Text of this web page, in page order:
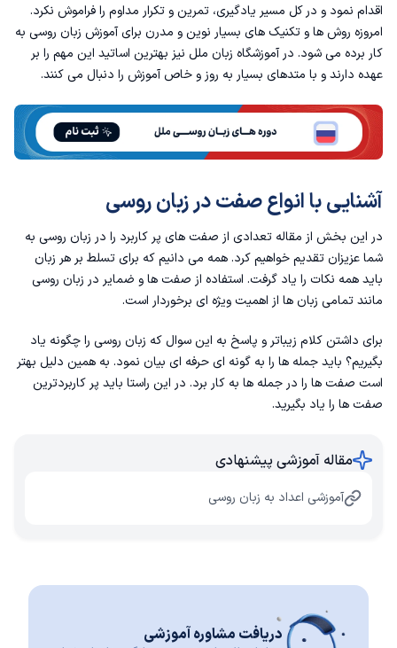
صفت های کیفی
صفت مذکر، مونث و خنثی
تفاوت استفاده از صفات در فارسی و روسی
اقدام نمود و در کل مسیر یادگیری، تمرین و تکرار مداوم را فراموش نکرد.
امروزه روش ها و تکنیک های بسیار نوین و مدرن برای آموزش زبان روسی به
کار برده می شود. درآموزشگاه زبان ملل نیز بهترین اساتید این مهم را بر
عهده دارند و با متدهای بسیار به روز و خاص آموزش را دنبال می کنند.
آشنایی با انواع صفت در زبان روسی
در این بخش از مقاله تعدادی از صفت های پر کاربرد را در زبان روسی به
شما عزیزان تقدیم خواهیم کرد. همه می دانیم که برای تسلط بر هر زبان
باید همه نکات را یاد گرفت. استفاده از صفت ها و ضمایر در زبان روسی
مانند تمامی زبان ها از اهمیت ویژه ای برخوردار است.
برای داشتن کلام زیباتر و پاسخ به این سوال که زبان روسی را چگونه یاد
بگیریم؟ باید جمله ها را به گونه ای حرفه ای بیان نمود. به همین دلیل بهتر
است صفت ها را در جمله ها به کار برد. در این راستا باید پر کاربردترین
صفت ها را یاد بگیرید.
مقاله آموزشی پیشنهادی
آموزشی اعداد به زبان روسی
دریافت مشاوره آموزشی